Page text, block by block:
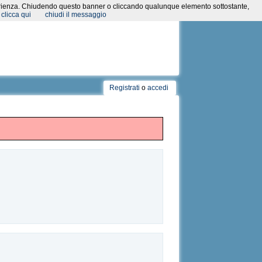
Registrati o accedi
Chiudendo questo banner o cliccando qualunque elemento sottostante,
clicca qui chiudi il messaggio